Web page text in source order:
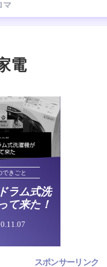
マ
電
できごと
ラム式洗
て来た！
スポンサーリンク